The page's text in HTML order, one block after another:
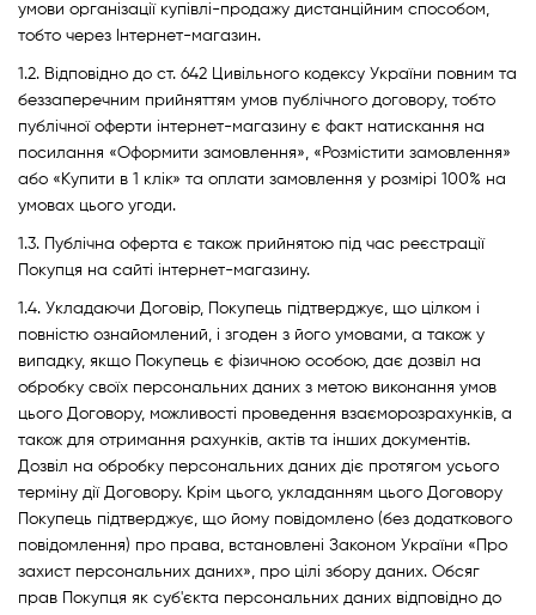
Холодильне обладнання
Сантехніка
Аксесуари
умови організації купівлі-продажу дистанційним способом,
тобто через Інтернет-магазин.
1.2. Відповідно до ст. 642 Цивільного кодексу України повним та
беззаперечним прийняттям умов публічного договору, тобто
публічної оферти інтернет-магазину є факт натискання на
посилання «Оформити замовлення», «Розмістити замовлення»
або «Купити в 1 клік» та оплати замовлення у розмірі 100% на
умовах цього угоди.
1.3. Публічна оферта є також прийнятою під час реєстрації
Покупця на сайті інтернет-магазину.
1.4. Укладаючи Договір, Покупець підтверджує, що цілком і
повністю ознайомлений, і згоден з його умовами, а також у
випадку, якщо Покупець є фізичною особою, дає дозвіл на
обробку своїх персональних даних з метою виконання умов
цього Договору, можливості проведення взаєморозрахунків, а
також для отримання рахунків, актів та інших документів.
Дозвіл на обробку персональних даних діє протягом усього
терміну дії Договору. Крім цього, укладанням цього Договору
Покупець підтверджує, що йому повідомлено (без додаткового
повідомлення) про права, встановлені Законом України «Про
захист персональних даних», про цілі збору даних. Обсяг
прав Покупця як суб'єкта персональних даних відповідно до